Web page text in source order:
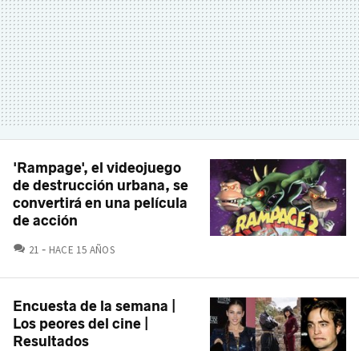
'Rampage', el videojuego
de destrucción urbana, se
convertirá en una película
de acción
21 COMENTARIOS
HACE 15 AÑOS
Encuesta de la semana |
Los peores del cine |
Resultados